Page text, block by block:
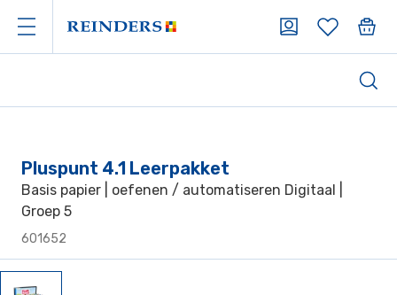
Pluspunt 4.1 Leerpakket
Basis papier | oefenen / automatiseren Digitaal |
Groep 5
601652